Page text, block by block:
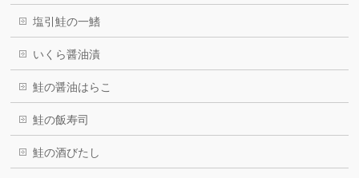
塩引鮭の一鰭
いくら醤油漬
鮭の醤油はらこ
鮭の飯寿司
鮭の酒びたし